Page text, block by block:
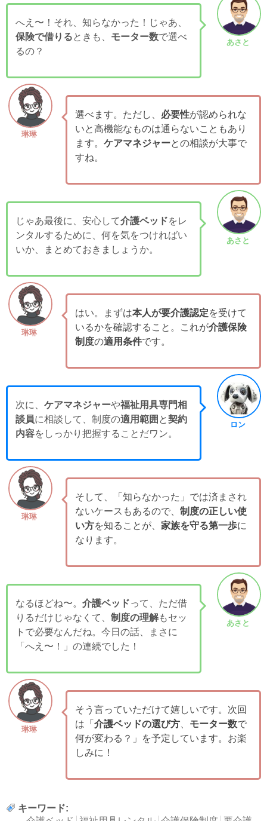
あさと
へえ〜！それ、知らなかった！じゃあ、
保険で借りるときも、 モーター数で選べ
るの？
琳琳
選べます。ただし、 必要性が認められな
いと高機能なものは通らないこともあり
ます。 ケアマネジャーとの相談が大事で
すね。
あさと
じゃあ最後に、安心して介護ベッドをレ
ンタルするために、何を気をつければい
いか、まとめておきましょうか。
琳琳
はい。まずは本人が要介護認定を受けて
いるかを確認すること。これが介護保険
制度の適用条件です。
ロン
次に、 ケアマネジャーや福祉用具専門相
談員に相談して、制度の適用範囲 と契約
内容をしっかり把握することだワン。
琳琳
そして、「知らなかった」では済まされ
ないケースもあるので、 制度の正しい使
い方を知ることが、 家族を守る第一歩に
なります。
あさと
なるほどね〜。 介護ベッドって、ただ借
りるだけじゃなくて、 制度の理解もセッ
トで必要なんだね。今日の話、まさに
「へえ〜！」の連続でした！
琳琳
そう言っていただけて嬉しいです。次回
は「 介護ベッドの選び方、 モーター数で
何が変わる？」を予定しています。お楽
しみに！
キーワード: